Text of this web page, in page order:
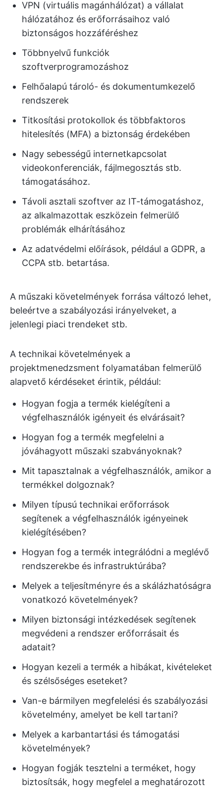
VPN (virtuális magánhálózat) a vállalat
hálózatához és erőforrásaihoz való
biztonságos hozzáféréshez
Többnyelvű funkciók
szoftverprogramozáshoz
Felhőalapú tároló- és dokumentumkezelő
rendszerek
Titkosítási protokollok és többfaktoros
hitelesítés (MFA) a biztonság érdekében
Nagy sebességű internetkapcsolat
videokonferenciák, fájlmegosztás stb.
támogatásához.
Távoli asztali szoftver az IT-támogatáshoz,
az alkalmazottak eszközein felmerülő
problémák elhárításához
Az adatvédelmi előírások, például a GDPR, a
CCPA stb. betartása.
A műszaki követelmények forrása változó lehet,
beleértve a szabályozási irányelveket, a
jelenlegi piaci trendeket stb.
A technikai követelmények a
projektmenedzsment folyamatában felmerülő
alapvető kérdéseket érintik, például:
Hogyan fogja a termék kielégíteni a
végfelhasználók igényeit és elvárásait?
Hogyan fog a termék megfelelni a
jóváhagyott műszaki szabványoknak?
Mit tapasztalnak a végfelhasználók, amikor a
termékkel dolgoznak?
Milyen típusú technikai erőforrások
segítenek a végfelhasználók igényeinek
kielégítésében?
Hogyan fog a termék integrálódni a meglévő
rendszerekbe és infrastruktúrába?
Melyek a teljesítményre és a skálázhatóságra
vonatkozó követelmények?
Milyen biztonsági intézkedések segítenek
megvédeni a rendszer erőforrásait és
adatait?
Hogyan kezeli a termék a hibákat, kivételeket
és szélsőséges eseteket?
Van-e bármilyen megfelelési és szabályozási
követelmény, amelyet be kell tartani?
Melyek a karbantartási és támogatási
követelmények?
Hogyan fogják tesztelni a terméket, hogy
biztosítsák, hogy megfelel a meghatározott